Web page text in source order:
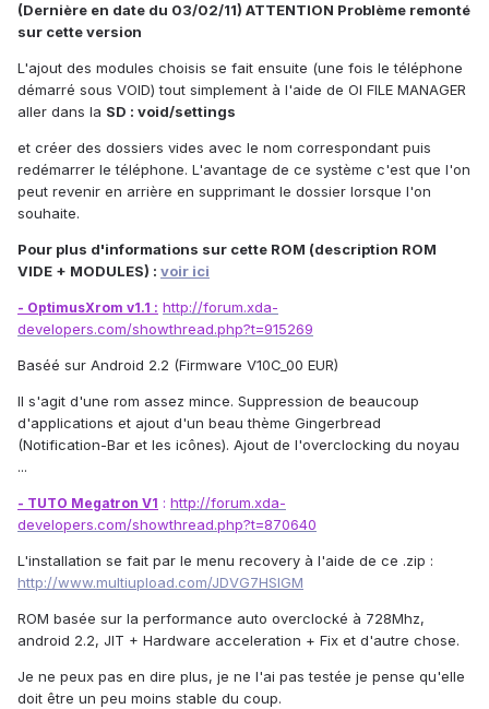
(Dernière en date du 03/02/11) ATTENTION Problème remonté
sur cette version
L'ajout des modules choisis se fait ensuite (une fois le téléphone
démarré sous VOID) tout simplement à l'aide de OI FILE MANAGER
aller dans la SD : void/settings
et créer des dossiers vides avec le nom correspondant puis
redémarrer le téléphone. L'avantage de ce système c'est que l'on
peut revenir en arrière en supprimant le dossier lorsque l'on
souhaite.
Pour plus d'informations sur cette ROM (description ROM
VIDE + MODULES) : voir ici
- OptimusXrom v1.1 : http://forum.xda-
developers.com/showthread.php?t=915269
Baséé sur Android 2.2 (Firmware V10C_00 EUR)
Il s'agit d'une rom assez mince. Suppression de beaucoup
d'applications et ajout d'un beau thème Gingerbread
(Notification-Bar et les icônes). Ajout de l'overclocking du noyau
...
- TUTO Megatron V1 : http://forum.xda-
developers.com/showthread.php?t=870640
L'installation se fait par le menu recovery à l'aide de ce .zip :
http://www.multiupload.com/JDVG7HSIGM
ROM basée sur la performance auto overclocké à 728Mhz,
android 2.2, JIT + Hardware acceleration + Fix et d'autre chose.
Je ne peux pas en dire plus, je ne l'ai pas testée je pense qu'elle
doit être un peu moins stable du coup.